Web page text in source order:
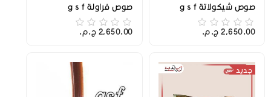
صوص شيكولاتة g s f
2,650.00 ج.م.‏
صوص فراولة g s f
2,650.00 ج.م.‏
جديد